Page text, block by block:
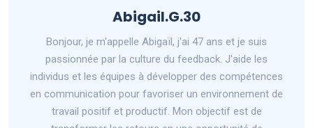
Abigail.G.30
Bonjour, je m'appelle Abigaïl, j'ai 47 ans et je suis
passionnée par la culture du feedback. J'aide les
individus et les équipes à développer des compétences
en communication pour favoriser un environnement de
travail positif et productif. Mon objectif est de